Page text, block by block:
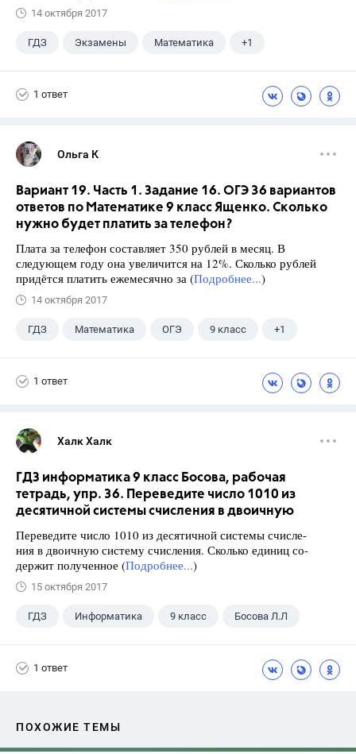
14 октября 2017
ГДЗ Экзамены Математика +1
1 ответ
Ольга К
Вариант 19. Часть 1. Задание 16. ОГЭ 36 вариантов
ответов по Математике 9 класс Ященко. Сколько
нужно будет платить за телефон?
Плата за телефон составляет 350 рублей в месяц. В
следующем году она увеличится на 12%. Сколько рублей
придётся платить ежемесячно за (Подробнее...)
14 октября 2017
ГДЗ Математика ОГЭ 9 класс +1
1 ответ
Халк Халк
ГДЗ информатика 9 класс Босова, рабочая
тетрадь, упр. 36. Переведите число 1010 из
десятичной системы счисления в двоичную
Переведите число 1010 из десятичной системы счисле-
ния в двоичную систему счисления. Сколько единиц со-
держит полученное (Подробнее...)
15 октября 2017
ГДЗ Информатика 9 класс Босова Л.Л
1 ответ
ПОХОЖИЕ ТЕМЫ